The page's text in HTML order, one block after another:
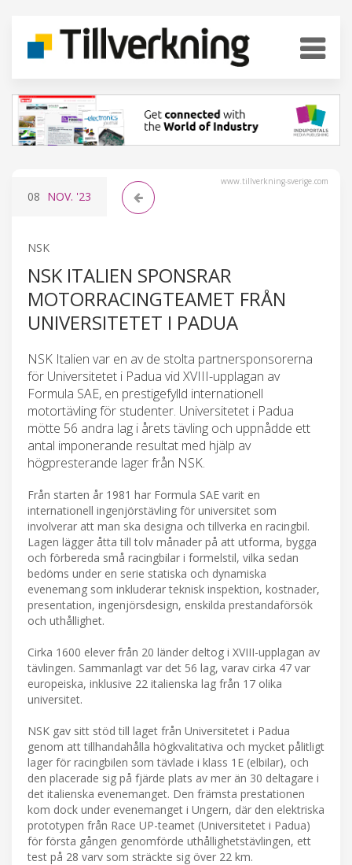
www.tillverkning-sverige.com
08 NOV. '23
NSK
NSK ITALIEN SPONSRAR
MOTORRACINGTEAMET FRÅN
UNIVERSITETET I PADUA
NSK Italien var en av de stolta partnersponsorerna
för Universitetet i Padua vid XVIII-upplagan av
Formula SAE, en prestigefylld internationell
motortävling för studenter. Universitetet i Padua
mötte 56 andra lag i årets tävling och uppnådde ett
antal imponerande resultat med hjälp av
högpresterande lager från NSK.
Från starten år 1981 har Formula SAE varit en
internationell ingenjörstävling för universitet som
involverar att man ska designa och tillverka en racingbil.
Lagen lägger åtta till tolv månader på att utforma, bygga
och förbereda små racingbilar i formelstil, vilka sedan
bedöms under en serie statiska och dynamiska
evenemang som inkluderar teknisk inspektion, kostnader,
presentation, ingenjörsdesign, enskilda prestandaförsök
och uthållighet.
Cirka 1600 elever från 20 länder deltog i XVIII-upplagan av
tävlingen. Sammanlagt var det 56 lag, varav cirka 47 var
europeiska, inklusive 22 italienska lag från 17 olika
universitet.
NSK gav sitt stöd till laget från Universitetet i Padua
genom att tillhandahålla högkvalitativa och mycket pålitligt
lager för racingbilen som tävlade i klass 1E (elbilar), och
den placerade sig på fjärde plats av mer än 30 deltagare i
det italienska evenemanget. Den främsta prestationen
kom dock under evenemanget i Ungern, där den elektriska
prototypen från Race UP-teamet (Universitetet i Padua)
för första gången genomförde uthållighetstävlingen, ett
test på 28 varv som sträckte sig över 22 km.